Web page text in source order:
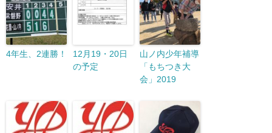
4年生、2連勝！
12月19・20日
の予定
山ノ内少年補導
「もちつき大
会」2019